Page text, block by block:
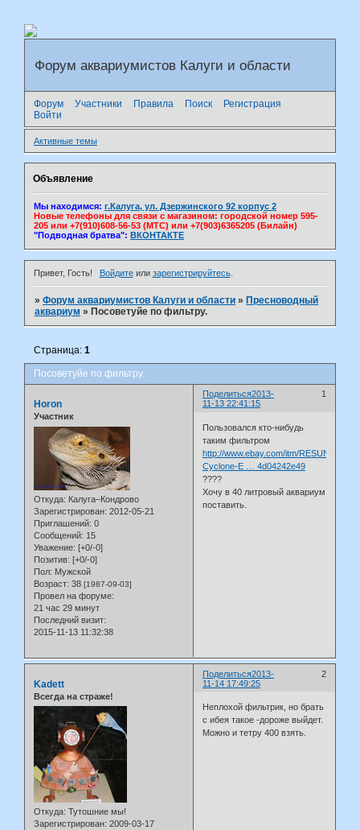
Форум аквариумистов Калуги и области
Форум Участники Правила Поиск
Регистрация
Войти
Активные темы
Объявление
Мы находимся: г.Калуга, ул. Дзержинского 92 корпус 2
Новые телефоны для связи с магазином: городской номер 595-
205 или +7(910)608-56-53 (МТС) или +7(903)6365205 (Билайн)
"Подводная братва": ВКОНТАКТЕ
Привет, Гость! Войдитеили зарегистрируйтесь.
»Форум аквариумистов Калуги и области » Пресноводный
аквариум » Посоветуйе по фильтру.
Посоветуйе по фильтру.
Страница:1
Поделиться 1
2013-
11-13 22:41:15
Horon
Участник
Откуда: Калуга–Кондрово
Зарегистрирован: 2012-05-21
Приглашений: 0
Сообщений: 15
Уважение: [+0/-0]
Позитив: [+0/-0]
Пол: Мужской
Возраст: 38 [1987-09-03]
Провел на форуме:
21 час 29 минут
Последний визит:
2015-11-13 11:32:38
Пользовался кто-нибудь
таким фильтром
http://www.ebay.com/itm/RESUN-
Cyclone-E … 4d04242e49
????
Хочу в 40 литровый аквариум
поставить.
Поделиться 2
2013-
11-14 17:49:25
Kadett
Всегда на страже!
Откуда: Тутошние мы!
Зарегистрирован: 2009-03-17
Неплохой фильтрик, но брать
с ибея такое -дороже выйдет.
Можно и тетру 400 взять.